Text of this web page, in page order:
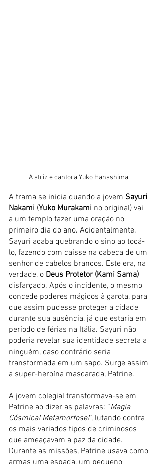
A atriz e cantora Yuko Hanashima.
A trama se inicia quando a jovem Sayuri
Nakami (Yuko Murakami no original) vai
a um templo fazer uma oração no
primeiro dia do ano. Acidentalmente,
Sayuri acaba quebrando o sino ao tocá-
lo, fazendo com caísse na cabeça de um
senhor de cabelos brancos. Este era, na
verdade, o Deus Protetor (Kami Sama)
disfarçado. Após o incidente, o mesmo
concede poderes mágicos à garota, para
que assim pudesse proteger a cidade
durante sua ausência, já que estaria em
período de férias na Itália. Sayuri não
poderia revelar sua identidade secreta a
ninguém, caso contrário seria
transformada em um sapo. Surge assim
a super-heroína mascarada, Patrine.
A jovem colegial transformava-se em
Patrine ao dizer as palavras: “Magia
Cósmica! Metamorfose!”, lutando contra
os mais variados tipos de criminosos
que ameaçavam a paz da cidade.
Durante as missões, Patrine usava como